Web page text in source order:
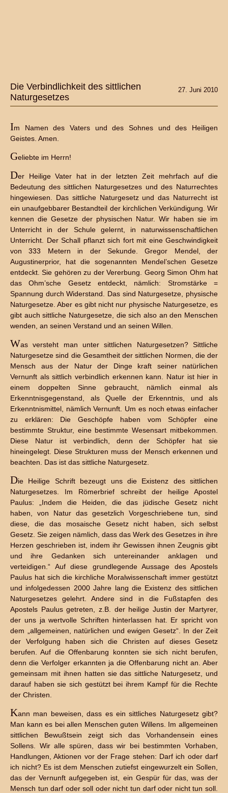
27. Juni 2010
Die Verbindlichkeit des sittlichen
Naturgesetzes
Im Namen des Vaters und des Sohnes und des Heiligen
Geistes. Amen.
Geliebte im Herrn!
Der Heilige Vater hat in der letzten Zeit mehrfach auf die
Bedeutung des sittlichen Naturgesetzes und des Naturrechtes
hingewiesen. Das sittliche Naturgesetz und das Naturrecht ist
ein unaufgebbarer Bestandteil der kirchlichen Verkündigung. Wir
kennen die Gesetze der physischen Natur. Wir haben sie im
Unterricht in der Schule gelernt, in naturwissenschaftlichen
Unterricht. Der Schall pflanzt sich fort mit eine Geschwindigkeit
von 333 Metern in der Sekunde. Gregor Mendel, der
Augustinerprior, hat die sogenannten Mendel’schen Gesetze
entdeckt. Sie gehören zu der Vererbung. Georg Simon Ohm hat
das Ohm’sche Gesetz entdeckt, nämlich: Stromstärke =
Spannung durch Widerstand. Das sind Naturgesetze, physische
Naturgesetze. Aber es gibt nicht nur physische Naturgesetze, es
gibt auch sittliche Naturgesetze, die sich also an den Menschen
wenden, an seinen Verstand und an seinen Willen.
Was versteht man unter sittlichen Naturgesetzen? Sittliche
Naturgesetze sind die Gesamtheit der sittlichen Normen, die der
Mensch aus der Natur der Dinge kraft seiner natürlichen
Vernunft als sittlich verbindlich erkennen kann. Natur ist hier in
einem doppelten Sinne gebraucht, nämlich einmal als
Erkenntnisgegenstand, als Quelle der Erkenntnis, und als
Erkenntnismittel, nämlich Vernunft. Um es noch etwas einfacher
zu erklären: Die Geschöpfe haben vom Schöpfer eine
bestimmte Struktur, eine bestimmte Wesensart mitbekommen.
Diese Natur ist verbindlich, denn der Schöpfer hat sie
hineingelegt. Diese Strukturen muss der Mensch erkennen und
beachten. Das ist das sittliche Naturgesetz.
Die Heilige Schrift bezeugt uns die Existenz des sittlichen
Naturgesetzes. Im Römerbrief schreibt der heilige Apostel
Paulus: „Indem die Heiden, die das jüdische Gesetz nicht
haben, von Natur das gesetzlich Vorgeschriebene tun, sind
diese, die das mosaische Gesetz nicht haben, sich selbst
Gesetz. Sie zeigen nämlich, dass das Werk des Gesetzes in ihre
Herzen geschrieben ist, indem ihr Gewissen ihnen Zeugnis gibt
und ihre Gedanken sich untereinander anklagen und
verteidigen.“ Auf diese grundlegende Aussage des Apostels
Paulus hat sich die kirchliche Moralwissenschaft immer gestützt
und infolgedessen 2000 Jahre lang die Existenz des sittlichen
Naturgesetzes gelehrt. Andere sind in die Fußstapfen des
Apostels Paulus getreten, z.B. der heilige Justin der Martyrer,
der uns ja wertvolle Schriften hinterlassen hat. Er spricht von
dem „allgemeinen, natürlichen und ewigen Gesetz“. In der Zeit
der Verfolgung haben sich die Christen auf dieses Gesetz
berufen. Auf die Offenbarung konnten sie sich nicht berufen,
denn die Verfolger erkannten ja die Offenbarung nicht an. Aber
gemeinsam mit ihnen hatten sie das sittliche Naturgesetz, und
darauf haben sie sich gestützt bei ihrem Kampf für die Rechte
der Christen.
Kann man beweisen, dass es ein sittliches Naturgesetz gibt?
Man kann es bei allen Menschen guten Willens. Im allgemeinen
sittlichen Bewußtsein zeigt sich das Vorhandensein eines
Sollens. Wir alle spüren, dass wir bei bestimmten Vorhaben,
Handlungen, Aktionen vor der Frage stehen: Darf ich oder darf
ich nicht? Es ist dem Menschen zutiefst eingewurzelt ein Sollen,
das der Vernunft aufgegeben ist, ein Gespür für das, was der
Mensch tun darf oder soll oder nicht tun darf oder nicht tun soll.